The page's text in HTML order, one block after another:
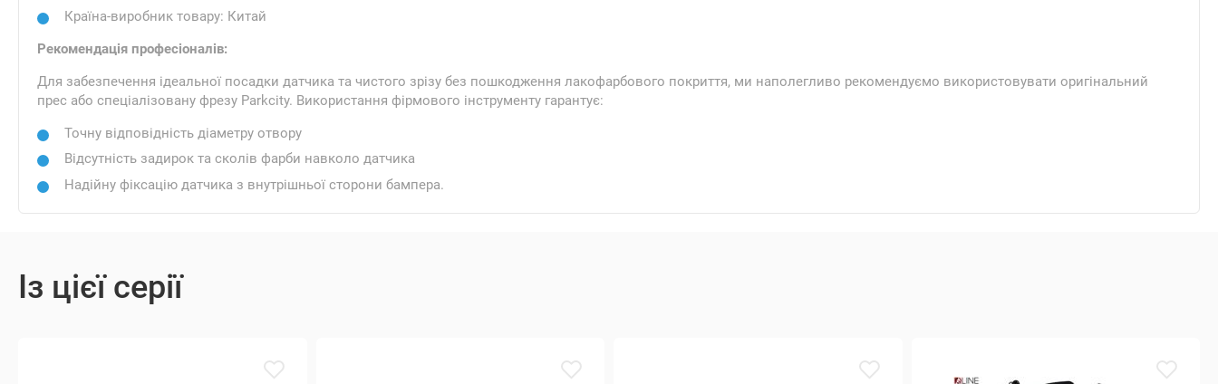
Країна-виробник товару: Китай
Рекомендація професіоналів:
Для забезпечення ідеальної посадки датчика та чистого зрізу без пошкодження лакофарбового покриття, ми наполегливо рекомендуємо використовувати оригінальний
прес або спеціалізовану фрезу Parkcity. Використання фірмового інструменту гарантує:
Точну відповідність діаметру отвору
Відсутність задирок та сколів фарби навколо датчика
Надійну фіксацію датчика з внутрішньої сторони бампера.
Із цієї серії